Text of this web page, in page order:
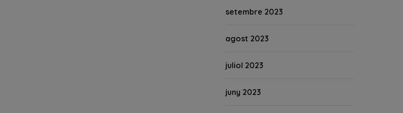
setembre 2023
agost 2023
juliol 2023
juny 2023